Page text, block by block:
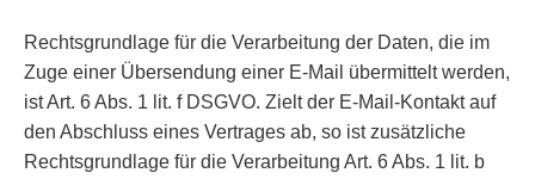
Rechtsgrundlage für die Verarbeitung der Daten, die im
Zuge einer Übersendung einer E-Mail übermittelt werden,
ist Art. 6 Abs. 1 lit. f DSGVO. Zielt der E-Mail-Kontakt auf
den Abschluss eines Vertrages ab, so ist zusätzliche
Rechtsgrundlage für die Verarbeitung Art. 6 Abs. 1 lit. b